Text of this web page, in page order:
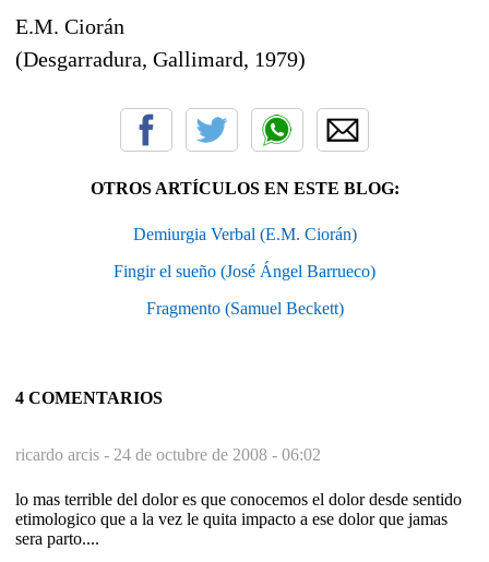
E.M. Ciorán
(Desgarradura, Gallimard, 1979)
OTROS ARTÍCULOS EN ESTE BLOG:
Demiurgia Verbal (E.M. Ciorán)
Fingir el sueño (José Ángel Barrueco)
Fragmento (Samuel Beckett)
4 COMENTARIOS
ricardo arcis - 24 de octubre de 2008 - 06:02
lo mas terrible del dolor es que conocemos el dolor desde sentido
etimologico que a la vez le quita impacto a ese dolor que jamas
sera parto....